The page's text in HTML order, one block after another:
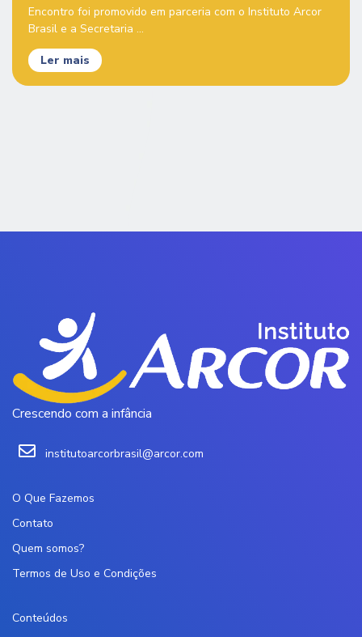
Encontro foi promovido em parceria com o Instituto Arcor
Brasil e a Secretaria ...
Ler mais
Crescendo com a infância
institutoarcorbrasil@arcor.com
O Que Fazemos
Contato
Quem somos?
Termos de Uso e Condições
Conteúdos